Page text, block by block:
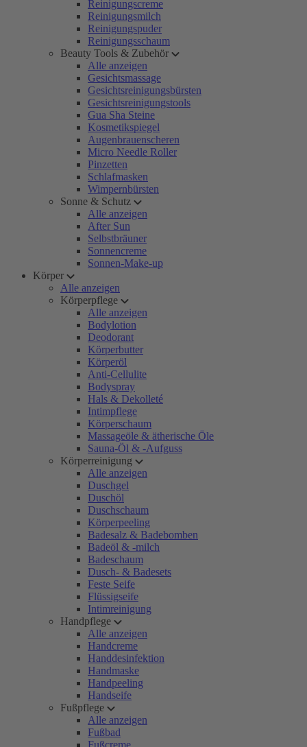
Reinigungscreme
Reinigungsmilch
Reinigungspuder
Reinigungsschaum
Beauty Tools & Zubehör
Alle anzeigen
Gesichtsmassage
Gesichtsreinigungsbürsten
Gesichtsreinigungstools
Gua Sha Steine
Kosmetikspiegel
Augenbrauenscheren
Micro Needle Roller
Pinzetten
Schlafmasken
Wimpernbürsten
Sonne & Schutz
Alle anzeigen
After Sun
Selbstbräuner
Sonnencreme
Sonnen-Make-up
Körper
Alle anzeigen
Körperpflege
Alle anzeigen
Bodylotion
Deodorant
Körperbutter
Körperöl
Anti-Cellulite
Bodyspray
Hals & Dekolleté
Intimpflege
Körperschaum
Massageöle & ätherische Öle
Sauna-Öl & -Aufguss
Körperreinigung
Alle anzeigen
Duschgel
Duschöl
Duschschaum
Körperpeeling
Badesalz & Badebomben
Badeöl & -milch
Badeschaum
Dusch- & Badesets
Feste Seife
Flüssigseife
Intimreinigung
Handpflege
Alle anzeigen
Handcreme
Handdesinfektion
Handmaske
Handpeeling
Handseife
Fußpflege
Alle anzeigen
Fußbad
Fußcreme